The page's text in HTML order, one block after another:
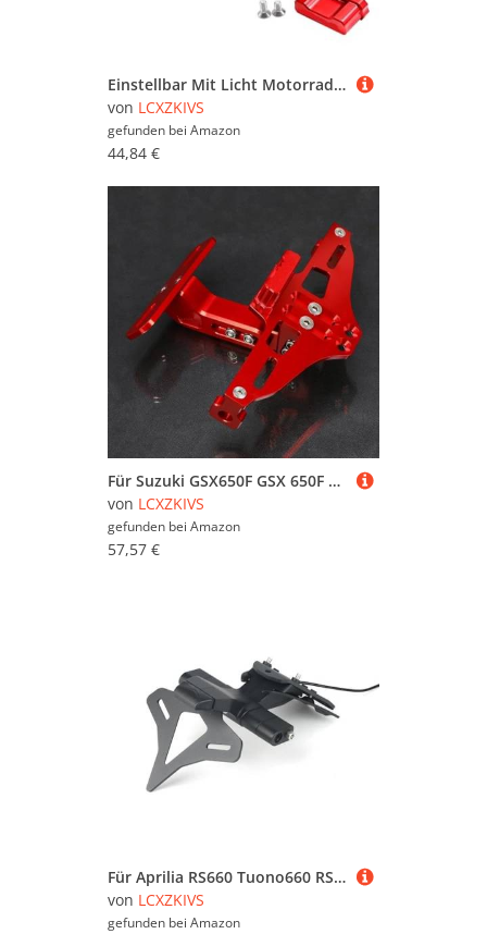
Einstellbar Mit Licht Motorrad-Kennzeichen-Nummernschild-Halterung Für XSR900 XSR700 XSR155 Alle Jahre XSR 900 700 155 125(Rot)
von LCXZKIVS
gefunden bei Amazon
44,84 €
Für Suzuki GSX650F GSX 650F 2008-2015 2014 2013 2012 2011 Motorrad Hinten Lizenz Nummer Platte Montieren Halter Mit Licht(Rot)
von LCXZKIVS
gefunden bei Amazon
57,57 €
Für Aprilia RS660 Tuono660 RSV4 RSV4 Factory Tuono V4 Tuono V4 Factory 2021–2023. Motorrad-Heckkurzschwanz-Nummernschildhalter, Reitstock-Halterung
von LCXZKIVS
gefunden bei Amazon